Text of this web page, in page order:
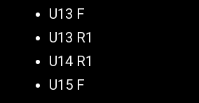
U13 F
U13 R1
U14 R1
U15 F